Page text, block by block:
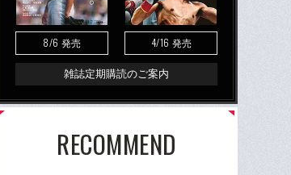
8/6 発売 4/16 発売
雑誌定期購読のご案内
RECOMMEND